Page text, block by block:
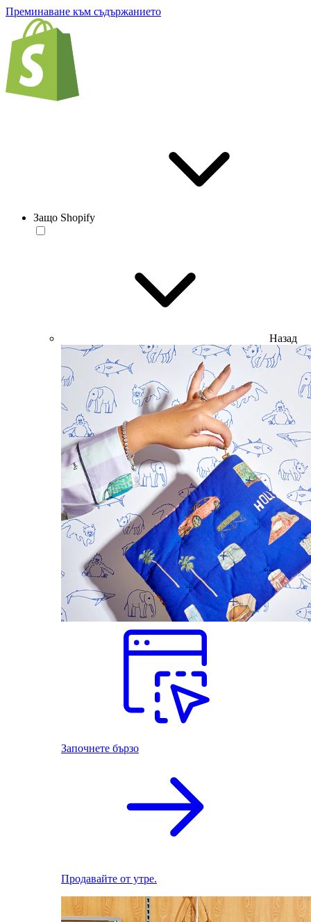
Преминаване към съдържанието
Защо Shopify
Назад
Започнете бързо
Продавайте от утре.